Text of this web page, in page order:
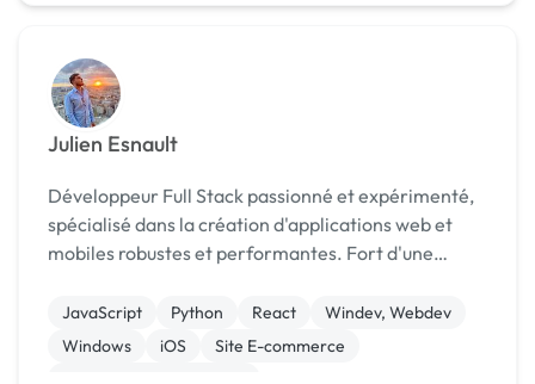
Julien Esnault
Développeur Full Stack passionné et expérimenté,
spécialisé dans la création d'applications web et
mobiles robustes et performantes. Fort d'une
chez SFR et dans une startup à Station F, j'excelle ...
JavaScript Python React
Windev, Webdev
Windows
iOS
Site E-commerce